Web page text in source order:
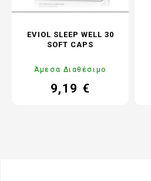
EVIOL SLEEP WELL 30
SOFT CAPS
Άμεσα Διαθέσιμο
Τιμή
9,19 €